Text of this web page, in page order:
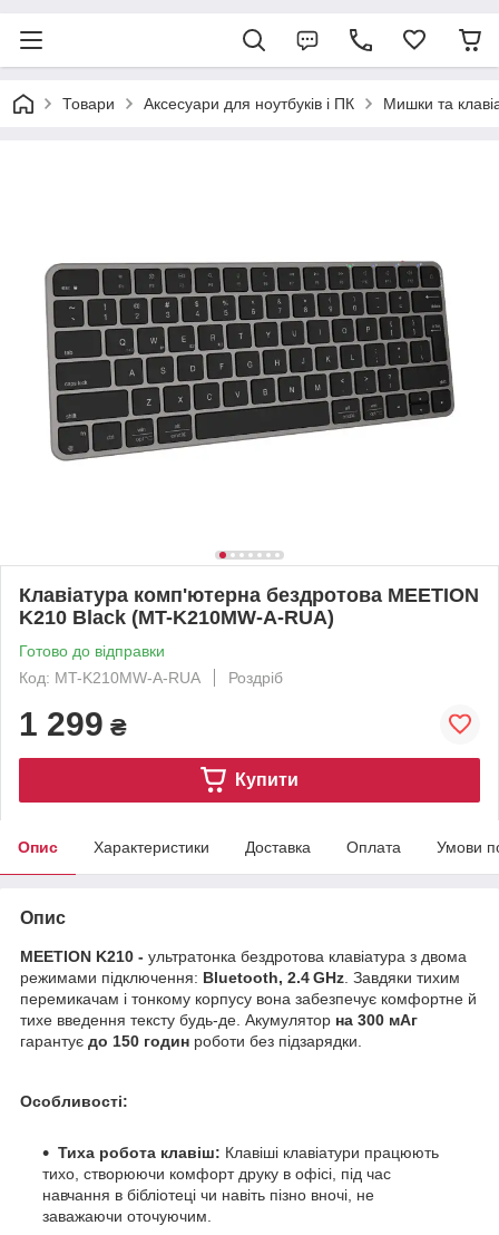
Товари Аксесуари для ноутбуків і ПК Мишки та
Клавіатура комп'ютерна бездротова MEETION
K210 Black (MT-K210MW-A-RUA)
Готово до відправки
Код: MT-K210MW-A-RUA
Роздріб
1 299 ₴
Купити
Опис Характеристики Доставка Оплата Умови
Опис
MEETION K210 - ультратонка бездротова клавіатура з двома
режимами підключення: Bluetooth, 2.4 GHz . Завдяки тихим
перемикачам і тонкому корпусу вона забезпечує комфортне й
тихе введення тексту будь-де. Акумулятор на 300 мАг
гарантує до 150 годин роботи без підзарядки.
Особливості:
Тиха робота клавіш: Клавіші клавіатури працюють
тихо, створюючи комфорт друку в офісі, під час
навчання в бібліотеці чи навіть пізно вночі, не
заважаючи оточуючим.